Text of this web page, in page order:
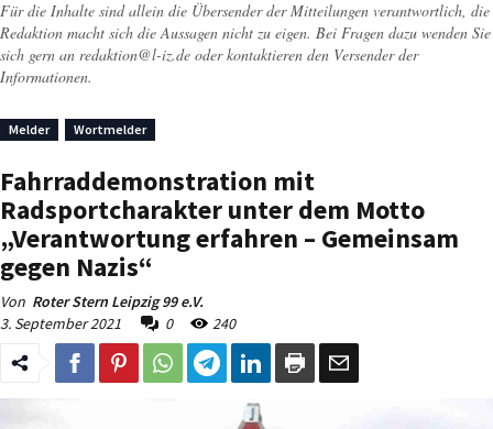
Für die Inhalte sind allein die Übersender der Mitteilungen verantwortlich, die
Redaktion macht sich die Aussagen nicht zu eigen. Bei Fragen dazu wenden Sie
sich gern an redaktion@l-iz.de oder kontaktieren den Versender der
Informationen.
Melder Wortmelder
Fahrraddemonstration mit
Radsportcharakter unter dem Motto
„Verantwortung erfahren – Gemeinsam
gegen Nazis“
Von Roter Stern Leipzig 99 e.V.
3. September 2021
0 240